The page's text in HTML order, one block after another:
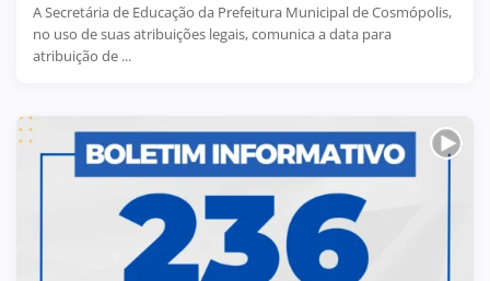
A Secretária de Educação da Prefeitura Municipal de Cosmópolis,
no uso de suas atribuições legais, comunica a data para
atribuição de ...